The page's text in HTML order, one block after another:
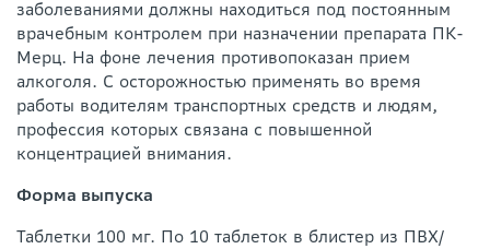
заболеваниями должны находиться под постоянным
врачебным контролем при назначении препарата ПК-
Мерц. На фоне лечения противопоказан прием
алкоголя. С осторожностью применять во время
работы водителям транспортных средств и людям,
профессия которых связана с повышенной
концентрацией внимания.
Форма выпуска
Таблетки 100 мг. По 10 таблеток в блистер из ПВХ/